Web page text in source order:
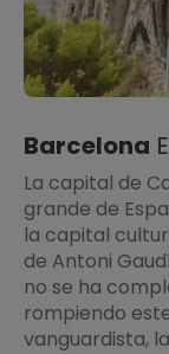
Barcelona
La capital de
grande de
la capital
de Antoni
no se ha
rompiendo
vanguardista,